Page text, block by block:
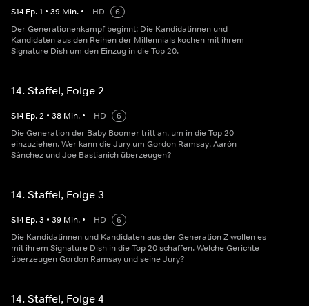
S14 Ep.1 • 39 Min. • HD
6
Der Generationenkampf beginnt: Die Kandidatinnen und
Kandidaten aus den Reihen der Millennials kochen mit ihrem
Signature Dish um den Einzug in die Top 20.
14. Staffel, Folge 2
S14 Ep.2 • 38 Min. • HD
6
Die Generation der Baby Boomer tritt an, um in die Top 20
einzuziehen. Wer kann die Jury um Gordon Ramsay, Aarón
Sánchez und Joe Bastianich überzeugen?
14. Staffel, Folge 3
S14 Ep.3 • 39 Min. • HD
6
Die Kandidatinnen und Kandidaten aus der Generation Z wollen es
mit ihrem Signature Dish in die Top 20 schaffen. Welche Gerichte
überzeugen Gordon Ramsay und seine Jury?
14. Staffel, Folge 4